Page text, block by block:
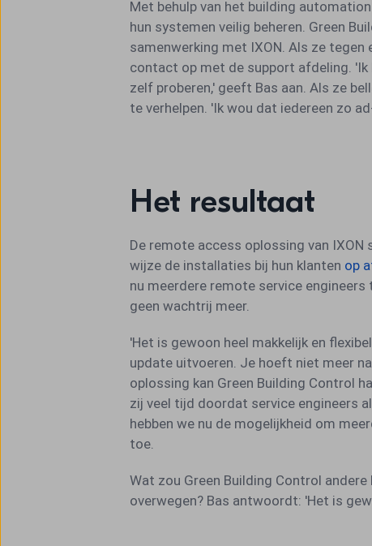
Met behulp van het building
hun systemen veilig beheren. Green
samenwerking met IXON. Als ze
contact op met de support afdeling.
zelf proberen,' geeft Bas aan. Als ze
te verhelpen. 'Ik wou dat iedereen zo
Het resultaat
De remote access oplossing van
wijze de installaties bij hun klanten op
nu meerdere remote service
geen wachtrij meer.
'Het is gewoon heel makkelijk en
update uitvoeren. Je hoeft niet meer
oplossing kan Green Building Control
zij veel tijd doordat service engineers
hebben we nu de mogelijkheid om
toe.
Wat zou Green Building Control
overwegen? Bas antwoordt: 'Het is